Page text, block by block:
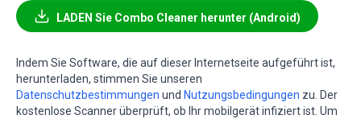
LADEN Sie Combo Cleaner herunter (Android)
Indem Sie Software, die auf dieser Internetseite aufgeführt ist,
herunterladen, stimmen Sie unseren
Datenschutzbestimmungen und Nutzungsbedingungen zu. Der
kostenlose Scanner überprüft, ob Ihr mobilgerät infiziert ist. Um